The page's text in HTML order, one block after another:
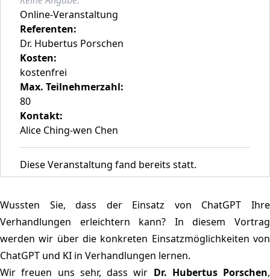
Online-Veranstaltung
Referenten:
Dr. Hubertus Porschen
Kosten:
kostenfrei
Max. Teilnehmerzahl:
80
Kontakt:
Alice Ching-wen Chen
Diese Veranstaltung fand bereits statt.
Wussten Sie, dass der Einsatz von ChatGPT Ihre
Verhandlungen erleichtern kann? In diesem Vortrag
werden wir über die konkreten Einsatzmöglichkeiten von
ChatGPT und KI in Verhandlungen lernen.
Wir freuen uns sehr, dass wir Dr. Hubertus Porschen,